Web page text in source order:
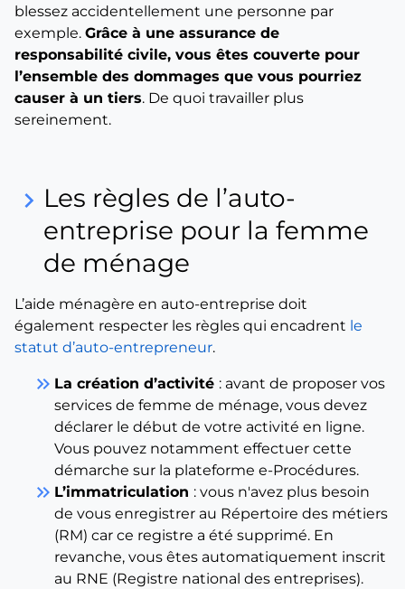
blessez accidentellement une personne par
exemple. Grâce à une assurance de
responsabilité civile, vous êtes couverte pour
l’ensemble des dommages que vous pourriez
causer à un tiers. De quoi travailler plus
sereinement.
keyboard_arrow_right Les règles de l’auto-
entreprise pour la femme
de ménage
L’aide ménagère en auto-entreprise doit
également respecter les règles qui encadrent le
statut d’auto-entrepreneur.
keyboard_double_arrow_right La création d’activité : avant de proposer vos
services de femme de ménage, vous devez
déclarer le début de votre activité en ligne.
Vous pouvez notamment effectuer cette
démarche sur la plateforme e-Procédures.
keyboard_double_arrow_right L’immatriculation : vous n'avez plus besoin
de vous enregistrer au Répertoire des métiers
(RM) car ce registre a été supprimé. En
revanche, vous êtes automatiquement inscrit
au RNE (Registre national des entreprises).